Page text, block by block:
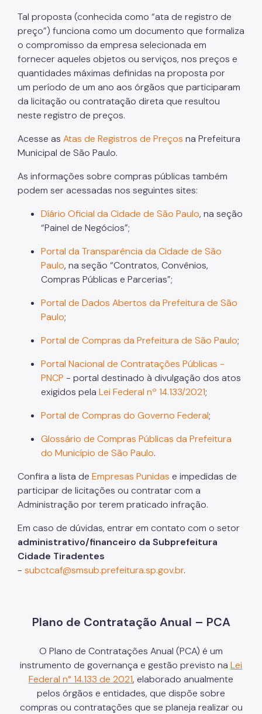
Tal proposta (conhecida como “ata de registro de
preço”) funciona como um documento que formaliza
o compromisso da empresa selecionada em
fornecer aqueles objetos ou serviços, nos preços e
quantidades máximas definidas na proposta por
um período de um ano aos órgãos que participaram
da licitação ou contratação direta que resultou
neste registro de preços.
Acesse as Atas de Registros de Preços na Prefeitura
Municipal de São Paulo.
As informações sobre compras públicas também
podem ser acessadas nos seguintes sites:
Díário Oficial da Cidade de São Paulo, na seção
“Painel de Negócios”;
Portal da Transparência da Cidade de São
Paulo, na seção “Contratos, Convênios,
Compras Públicas e Parcerias”;
Portal de Dados Abertos da Prefeitura de São
Paulo;
Portal de Compras da Prefeitura de São Paulo;
Portal Nacional de Contratações Públicas -
PNCP - portal destinado à divulgação dos atos
exigidos pela Lei Federal nº 14.133/2021;
Portal de Compras do Governo Federal;
Glossário de Compras Públicas da Prefeitura
do Município de São Paulo.
Confira a lista de Empresas Punidas e impedidas de
participar de licitações ou contratar com a
Administração por terem praticado infração.
Em caso de dúvidas, entrar em contato com o setor
administrativo/financeiro da Subprefeitura
Cidade Tiradentes
- subctcaf@smsub.prefeitura.sp.gov.br.
Plano de Contratação Anual – PCA
O Plano de Contratações Anual (PCA) é um
instrumento de governança e gestão previsto na Lei
Federal n° 14.133 de 2021, elaborado anualmente
pelos órgãos e entidades, que dispõe sobre
compras ou contratações que se planeja realizar ou